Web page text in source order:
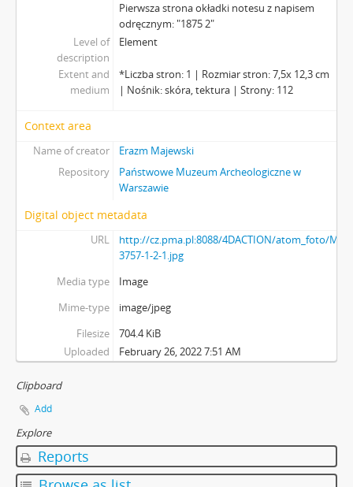
Pierwsza strona okładki notesu z napisem
odręcznym: "1875 2"
Level of
description
Element
Extent and
medium
*Liczba stron: 1 | Rozmiar stron: 7,5x 12,3 cm
| Nośnik: skóra, tektura | Strony: 112
Context area
Name of creator
Erazm Majewski
Repository
Państwowe Muzeum Archeologiczne w
Warszawie
Digital object metadata
URL
http://cz.pma.pl:8088/4DACTION/atom_foto/MAJ-
3757-1-2-1.jpg
Media type
Image
Mime-type
image/jpeg
Filesize
704.4 KiB
Uploaded
February 26, 2022 7:51 AM
Clipboard
Add
Explore
Reports